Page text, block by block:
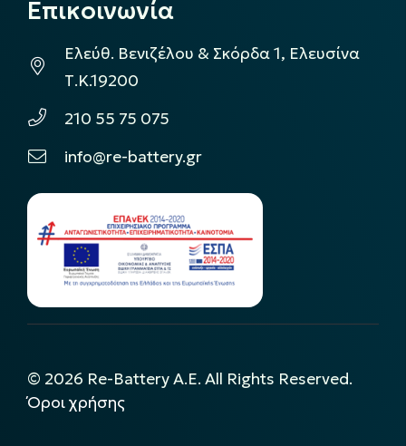
Επικοινωνία
Ελεύθ. Βενιζέλου & Σκόρδα 1, Ελευσίνα
Τ.Κ.19200
210 55 75 075
info@re-battery.gr
© 2026 Re-Battery A.E. All Rights Reserved.
Όροι χρήσης